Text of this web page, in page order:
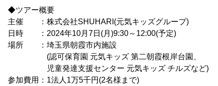
◆ツアー概要
主催 ：株式会社SHUHARI(元気キッズグループ)
日時 ：2024年10月7日(月)9:30～12:00(予定)
場所 ：埼玉県朝霞市内施設
(認可保育園 元気キッズ 第二朝霞根岸台園、
児童発達支援センター 元気キッズ チルズなど)
参加費用：1法人1万5千円(2名様まで)